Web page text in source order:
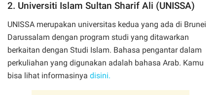
2. Universiti Islam Sultan Sharif Ali (UNISSA)
UNISSA merupakan universitas kedua yang ada di Brunei
Darussalam dengan program studi yang ditawarkan
berkaitan dengan Studi Islam. Bahasa pengantar dalam
perkuliahan yang digunakan adalah bahasa Arab. Kamu
bisa lihat informasinya disini.